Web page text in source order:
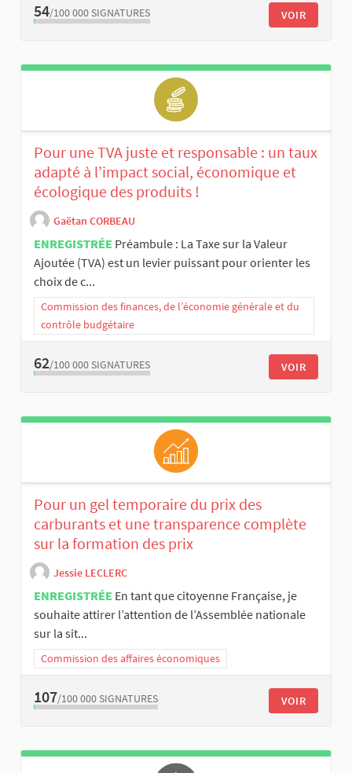
54/100 000 SIGNATURES VOIR
Pour une TVA juste et responsable : un taux
adapté à l’impact social, économique et
écologique des produits !
Gaëtan CORBEAU
ENREGISTRÉE Préambule : La Taxe sur la Valeur
Ajoutée (TVA) est un levier puissant pour orienter les
choix de c...
Commission des finances, de l’économie générale et du
contrôle budgétaire
62/100 000 SIGNATURES VOIR
Pour un gel temporaire du prix des
carburants et une transparence complète
sur la formation des prix
Jessie LECLERC
ENREGISTRÉE En tant que citoyenne Française, je
souhaite attirer l’attention de l’Assemblée nationale
sur la sit...
Commission des affaires économiques
107/100 000 SIGNATURES VOIR